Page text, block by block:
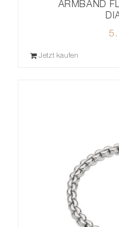
ARMBAND
Jetzt kaufen